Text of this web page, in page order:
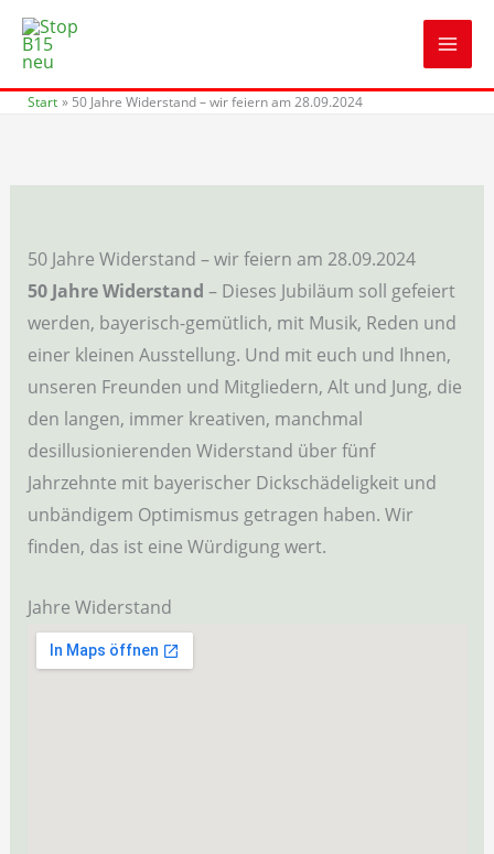
Zum
Inhalt
Start 50 Jahre Widerstand – wir feiern am 28.09.2024
50 Jahre Widerstand – wir feiern am 28.09.2024
50 Jahre Widerstand – Dieses Jubiläum soll gefeiert
werden, bayerisch-gemütlich, mit Musik, Reden und
einer kleinen Ausstellung. Und mit euch und Ihnen,
unseren Freunden und Mitgliedern, Alt und Jung, die
den langen, immer kreativen, manchmal
desillusionierenden Widerstand über fünf
Jahrzehnte mit bayerischer Dickschädeligkeit und
unbändigem Optimismus getragen haben. Wir
finden, das ist eine Würdigung wert.
Jahre Widerstand